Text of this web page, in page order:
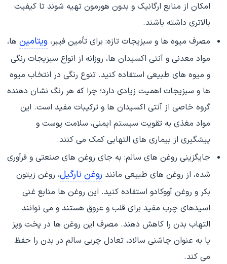
امکان از منابع ارگانیک و بدون هورمون تهیه شوند تا کیفیت
بالاتری داشته باشند.
مصرف میوه ها و سبزیجات تازه: برای تأمین فیبر،ویتامین ها،
مواد معدنی و آنتی اکسیدان ها، روزانه از انواع سبزیجات رنگی
و میوه های طبیعی استفاده کنید. تنوع رنگی در انتخاب میوه
ها و سبزیجات اهمیت زیادی دارد؛ چرا که هر رنگ نشان دهنده
گروه خاصی از آنتی اکسیدان ها و ترکیبات مفید است. این
مواد مغذی به تقویت سیستم ایمنی، سلامت پوست و
پیشگیری از بیماری های التهابی کمک می کنند.
جایگزینی روغن های سالم: به جای روغن های صنعتی و فرآوری
شده، از روغن های طبیعی مانند روغن نارگیل، روغن زیتون
بکر و روغن آووکادو استفاده کنید. این روغن ها منابع غنی
اسیدهای چرب مفید برای قلب و عروق هستند و می توانند
التهاب بدن را کاهش دهند. مصرف این روغن ها در پخت وپز
یا به عنوان چاشنی سالاد، تعادل چربی سالم در بدن را حفظ
می کند.